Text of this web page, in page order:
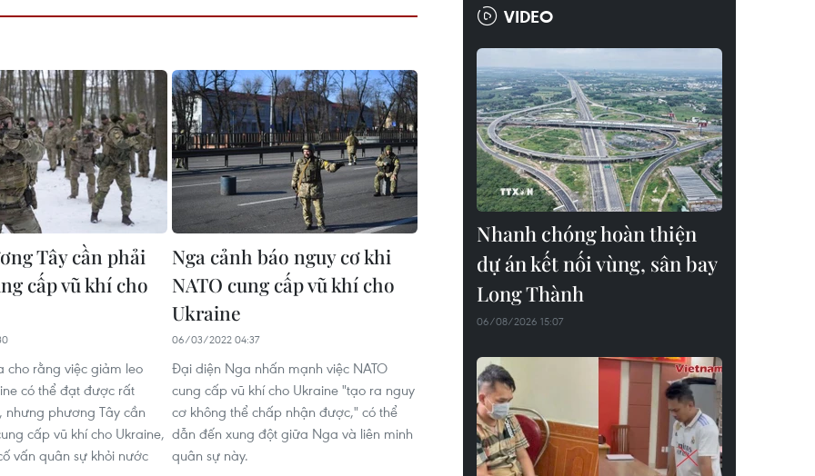
Tây cần phải
cấp vũ khí cho
cho rằng việc giảm leo
có thể đạt được rất
nhưng phương Tây cần
cấp vũ khí cho Ukraine,
vấn quân sự khỏi nước
Nga cảnh báo nguy cơ khi
NATO cung cấp vũ khí cho
Ukraine
06/03/2022 04:37
Đại diện Nga nhấn mạnh việc NATO
cung cấp vũ khí cho Ukraine "tạo ra nguy
cơ không thể chấp nhận được," có thể
dẫn đến xung đột giữa Nga và liên minh
quân sự này.
VIDEO
Nhanh chóng hoàn thiện
dự án kết nối vùng, sân bay
Long Thành
06/08/2026 15:07